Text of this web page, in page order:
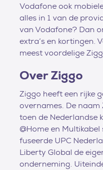
Vodafone ook
alles in 1 van de
van Vodafone? Dan
extra’s en kortingen.
meest voordelige
Over Ziggo
Ziggo heeft een rijke
overnames. De
toen de Nederlandse
@Home en
fuseerde UPC
Liberty Global de
onderneming.